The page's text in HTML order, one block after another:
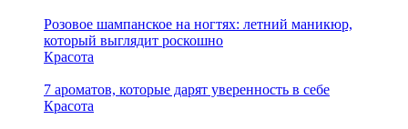
Розовое шампанское на ногтях: летний маникюр,
который выглядит роскошно
Красота
7 ароматов, которые дарят уверенность в себе
Красота